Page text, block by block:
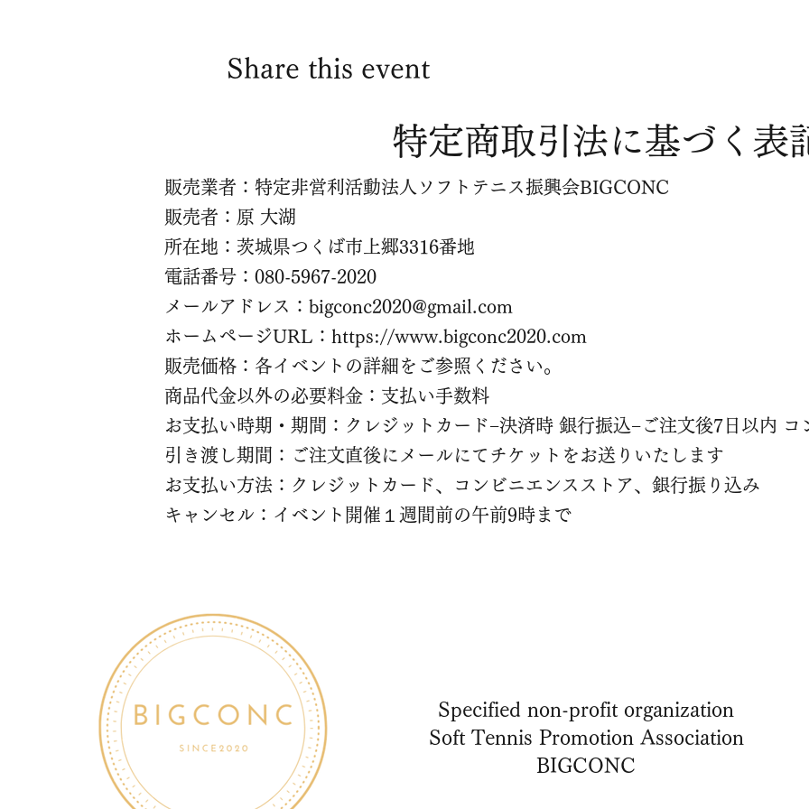
Share this event
特定商取引法に基づく表
販売業者：特定非営利活動法人ソフトテニス振興会BIGCONC
販売者：原 大湖
所在地：茨城県つくば市上郷3316番地
電話番号：080-5967-2020
メールアドレス： bigconc2020@gmail.com
ホームページURL： https://www.bigconc2020.com
販売価格：各イベントの詳細をご参照ください。
商品代金以外の必要料金：支払い手数料
お支払い時期・期間：クレジットカード−決済時 銀行振込−ご注文後7日以内
引き渡し期間：ご注文直後にメールにてチケットをお送りいたします
お支払い方法：クレジットカード、コンビニエンスストア、銀行振り込み
​キャンセル：イベント開催１週間前の午前9時まで
Specified non-profit organization
Soft Tennis Promotion Association
BIGCONC